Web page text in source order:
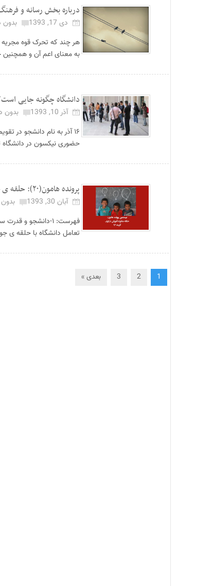
درباره بخش رسانه و
دی 17, 1393
بدون
هر چند که تحرک قوه
به معنای اعم آن و همچنین
دانشگاه چگونه جایی
آذر 10, 1393
بدون
۱۶ آذر به نام دانشجو در
حضوری نیکسون در دانشگاه تهران
پرونده هامون(۲۰): حلقه ی مفقوده در آموزش ایران...
آبان 30, 1393
تعامل دانشگاه با حلقه ی جوانان جامعه
1
2
3 بعدی »